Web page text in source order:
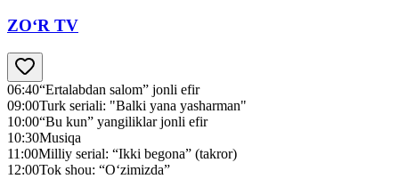
ZO‘R TV
06:40“Ertalabdan salom” jonli efir
09:00Turk seriali: "Balki yana yasharman"
10:00“Bu kun” yangiliklar jonli efir
10:30Musiqa
11:00Milliy serial: “Ikki begona” (takror)
12:00Tok shou: “O‘zimizda”